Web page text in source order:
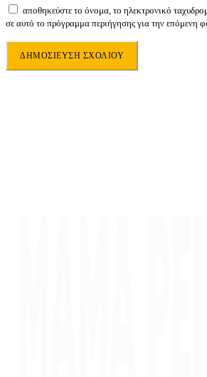
αποθηκεύστε το όνομα, το ηλεκτρονικό
σε αυτό το πρόγραμμα περιήγησης για την επόμενη